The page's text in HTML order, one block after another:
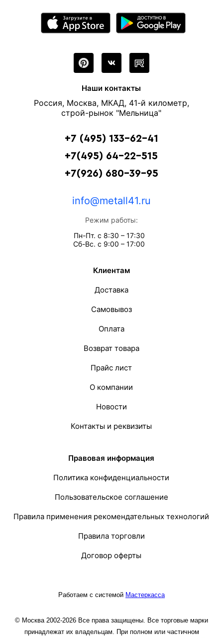
Наши контакты
Россия, Москва, МКАД, 41-й километр,
строй-рынок "Мельница"
+7 (495) 133-62-41
+7(495) 64-22-515
+7(926) 680-39-95
info@metall41.ru
Режим работы:
Пн-Пт. с 8:30 – 17:30
Сб-Вс. с 9:00 – 17:00
Клиентам
Доставка
Самовывоз
Оплата
Возврат товара
Прайс лист
О компании
Новости
Контакты и реквизиты
Правовая информация
Политика конфиденциальности
Пользовательское соглашение
Правила применения рекомендательных технологий
Правила торговли
Договор оферты
Работаем с системой Мастеркасса
© Москва 2002-2026 Все права защищены. Все торговые марки
принадлежат их владельцам. При полном или частичном